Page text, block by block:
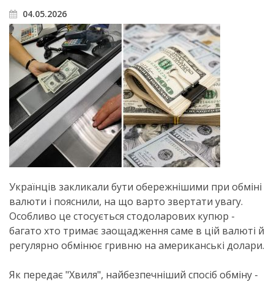
04.05.2026
Українців закликали бути обережнішими при обміні
валюти і пояснили, на що варто звертати увагу.
Особливо це стосується стодоларових купюр -
багато хто тримає заощадження саме в цій валюті й
регулярно обмінює гривню на американські долари.
Як передає "Хвиля", найбезпечніший спосіб обміну -